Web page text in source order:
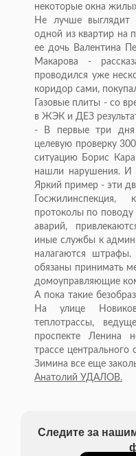
некоторые окна
Не лучше
одной из квартир на
ее дочь Валентина
Макарова -
проводился уже
коридор сами,
Газовые плиты - со
в ЖЭК и ДЕЗ
- В первые три дня
целевую проверку
ситуацию Борис
нашли нарушения. И
Яркий пример - эти
Госжилинспекция,
протоколы по поводу
аварий,
иные службы к
налагаются
обязаны принимать
домоуправляющие
А пока такие
На улице
теплотрассы,
проспекте Ленина
трассе центрального
Зимина все еще
Анатолий УДАЛОВ.
Следите за